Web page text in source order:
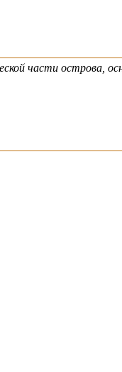
части острова,